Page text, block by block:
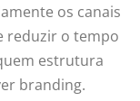
os canais
reduzir o tempo
estrutura
branding.